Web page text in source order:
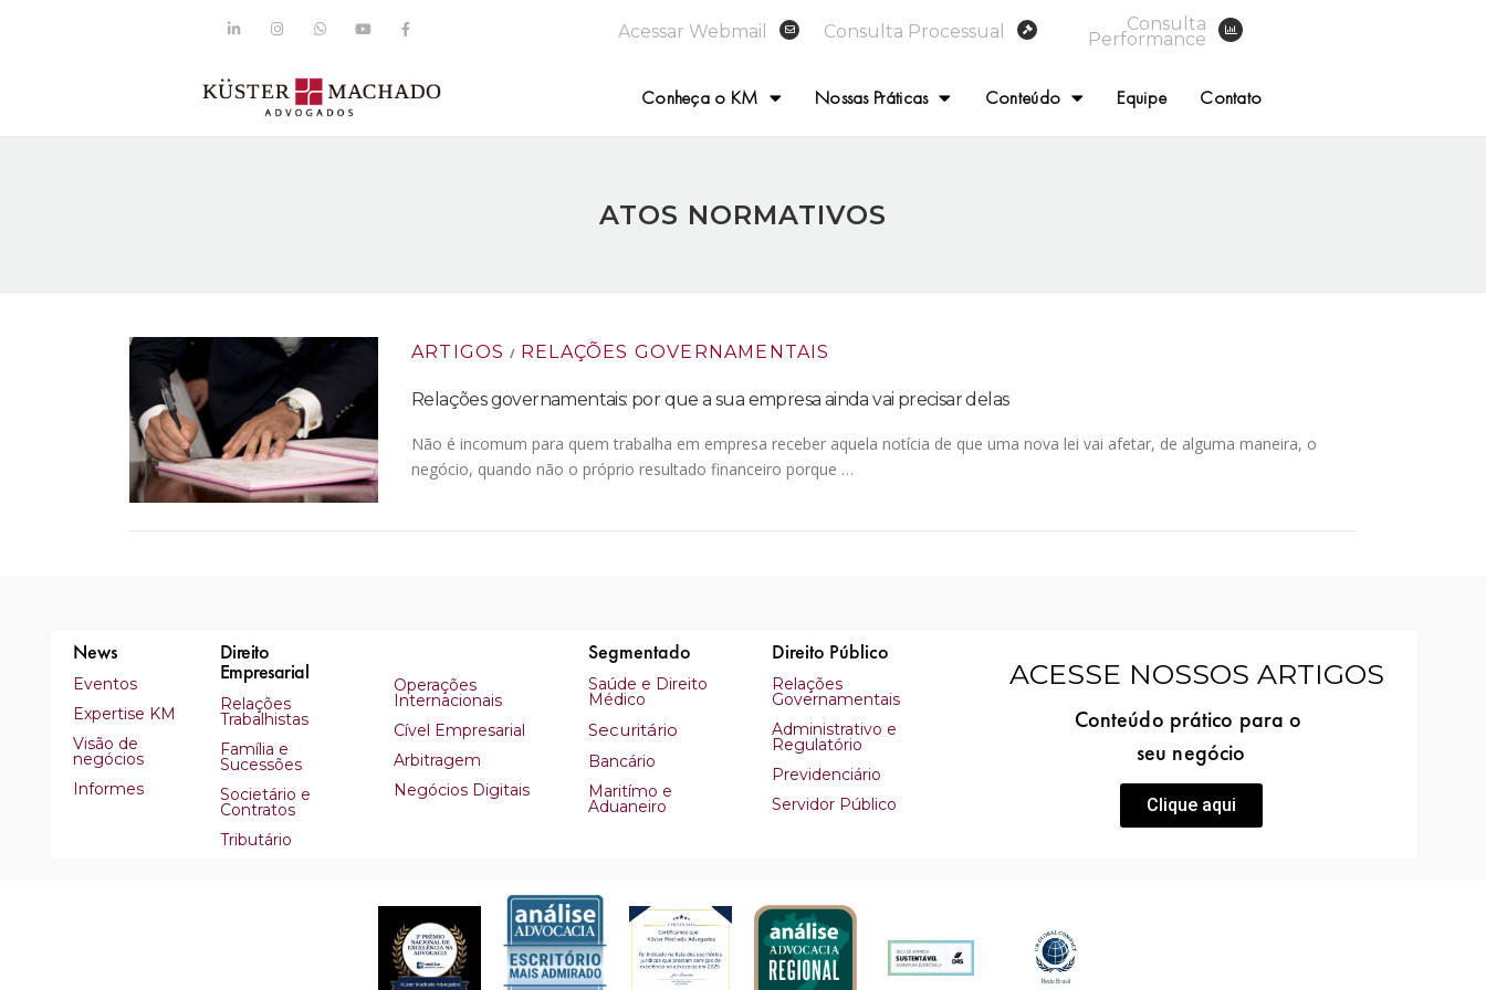
Acessar Webmail Consulta Processual Consulta
Performance
Conheça o KM Nossas Práticas Conteúdo Equipe Contato
ATOS NORMATIVOS
ARTIGOS / RELAÇÕES GOVERNAMENTAIS
Relações governamentais: por que a sua empresa ainda vai precisar delas
Não é incomum para quem trabalha em empresa receber aquela notícia de que uma nova lei vai afetar, de alguma maneira, o
negócio, quando não o próprio resultado financeiro porque …
News
Eventos
Expertise KM
Visão de
negócios
Informes
Direito
Empresarial
Relações
Trabalhistas
Família e
Sucessões
Societário e
Contratos
Tributário
Operações
Internacionais
Cível Empresarial
Arbitragem
Negócios Digitais
Segmentado
Saúde e Direito
Médico
Securitário
Bancário
Maritímo e
Aduaneiro
Direito Público
Relações
Governamentais
Administrativo e
Regulatório
Previdenciário
Servidor Público
ACESSE NOSSOS ARTIGOS
Conteúdo prático para o
seu negócio
Clique aqui